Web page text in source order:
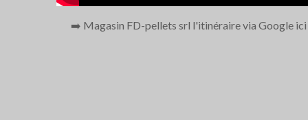
➡️ Magasin FD-pellets srl l'itinéraire via Google